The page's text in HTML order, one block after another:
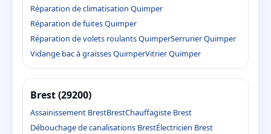
Réparation de climatisation Quimper
Réparation de fuites Quimper
Réparation de volets roulants QuimperSerrurier Quimper
Vidange bac à graisses QuimperVitrier Quimper
Brest (29200)
Assainissement BrestBrestChauffagiste Brest
Débouchage de canalisations BrestÉlectricien Brest